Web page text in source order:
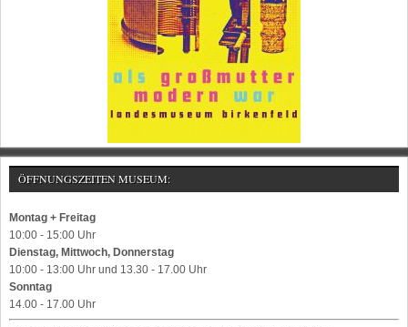
ÖFFNUNGSZEITEN MUSEUM:
Montag + Freitag
10:00 - 15:00 Uhr
Dienstag, Mittwoch, Donnerstag
10:00 - 13:00 Uhr und 13.30 - 17.00 Uhr
Sonntag
14.00 - 17.00 Uhr